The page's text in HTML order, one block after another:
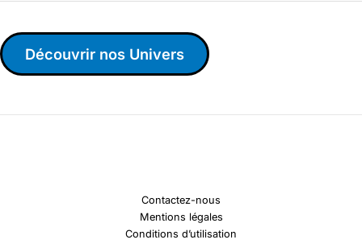
Découvrir nos Univers
Contactez-nous
Mentions légales
Conditions d’utilisation